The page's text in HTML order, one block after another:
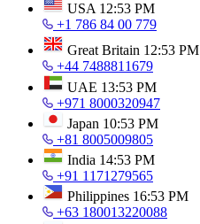
USA 12:53 PM
+1 786 84 00 779
Great Britain 12:53 PM
+44 7488811679
UAE 13:53 PM
+971 8000320947
Japan 10:53 PM
+81 8005009805
India 14:53 PM
+91 1171279565
Philippines 16:53 PM
+63 180013220088